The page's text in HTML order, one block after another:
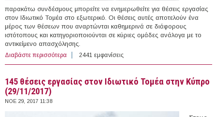
παρακάτω συνδέσμους μπορείτε να ενημερωθείτε για θέσεις εργασίας
στον Ιδιωτικό Τομέα στο εξωτερικό. Οι θέσεις αυτές αποτελούν ένα
μέρος των θέσεων που αναρτώνται καθημερινά σε διάφορους
ιστότοπους και κατηγοριοποιούνται σε κύριες ομάδες ανάλογα με το
αντικείμενο απασχόλησης.
Διαβάστε περισσότερα για 43 θέσεις εργασίας σε Φορείς του εξωτερικού
(29/11/2017)
2441 εμφανίσεις
145 θέσεις εργασίας στον Ιδιωτικό Τομέα στην Κύπρο
(29/11/2017)
ΝΟΕ 29, 2017 11:38